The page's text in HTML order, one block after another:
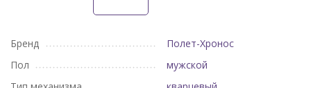
Бренд
Полет-Хронос
Пол
мужской